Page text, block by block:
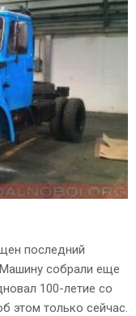
последний
собрали еще
100-летие со
этом только сейчас.